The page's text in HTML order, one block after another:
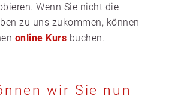
Wenn Sie nicht die
zu uns zukommen, können
online Kurs buchen.
wir Sie nun